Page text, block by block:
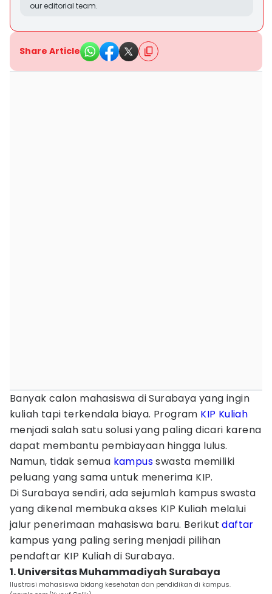
our editorial team.
Share Article
Banyak calon mahasiswa di Surabaya yang ingin
kuliah tapi terkendala biaya. Program KIP Kuliah
menjadi salah satu solusi yang paling dicari karena
dapat membantu pembiayaan hingga lulus.
Namun, tidak semua kampusswasta memiliki
peluang yang sama untuk menerima KIP.
Di Surabaya sendiri, ada sejumlah kampus swasta
yang dikenal membuka akses KIP Kuliah melalui
jalur penerimaan mahasiswa baru. Berikutdaftar
kampus yang paling sering menjadi pilihan
pendaftar KIP Kuliah di Surabaya.
1. Universitas Muhammadiyah Surabaya
Ilustrasi mahasiswa bidang kesehatan dan pendidikan di kampus.